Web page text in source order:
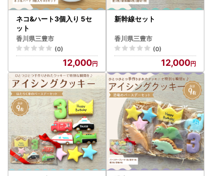
ネコ&ハート3個入り 5セ
ット
香川県三豊市
(0)
12,000
新幹線セット
香川県三豊市
(0)
12,000